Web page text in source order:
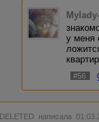
у меня
#56
DELETED написала